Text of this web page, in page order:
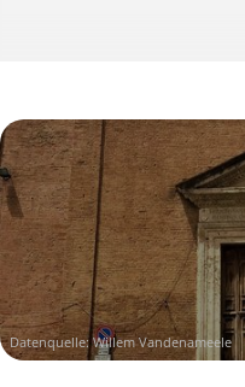
Datenquelle: Willem Vandenameele